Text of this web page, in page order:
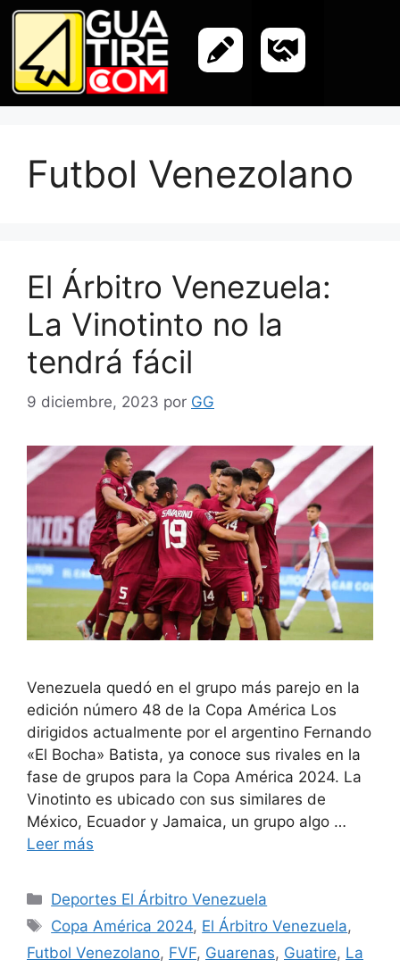
Futbol Venezolano
El Árbitro Venezuela:
La Vinotinto no la
tendrá fácil
9 diciembre, 2023 por GG
Venezuela quedó en el grupo más parejo en la
edición número 48 de la Copa América Los
dirigidos actualmente por el argentino Fernando
«El Bocha» Batista, ya conoce sus rivales en la
fase de grupos para la Copa América 2024. La
Vinotinto es ubicado con sus similares de
México, Ecuador y Jamaica, un grupo algo …
Leer más
Deportes El Árbitro Venezuela
Copa América 2024, El Árbitro Venezuela,
Futbol Venezolano, FVF, Guarenas, Guatire, La